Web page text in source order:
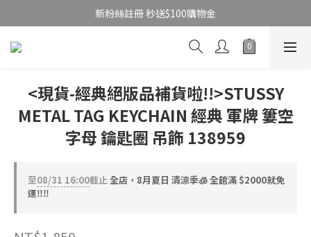
新粉絲註冊 秒送$100購物金
<現貨-經典絕版品補貨啦!!>STUSSY
METAL TAG KEYCHAIN 經典 軍牌 簍空
字母 鑰匙圈 吊飾 138959
至08/31 16:00截止全店，8月夏日 清涼季🧊 全館滿 $2000就免
運‼️‼️